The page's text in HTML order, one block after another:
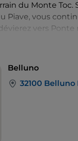
du Monte Toc.
Piave, vous
vers Ponte
Belluno
32100 Belluno